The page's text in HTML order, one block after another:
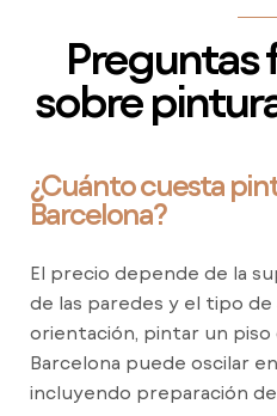
Preguntas
sobre
¿Cuánto cuesta
Barcelona?
El precio depende de la
de las paredes y el tipo de
orientación, pintar un piso
Barcelona puede oscilar
incluyendo preparación